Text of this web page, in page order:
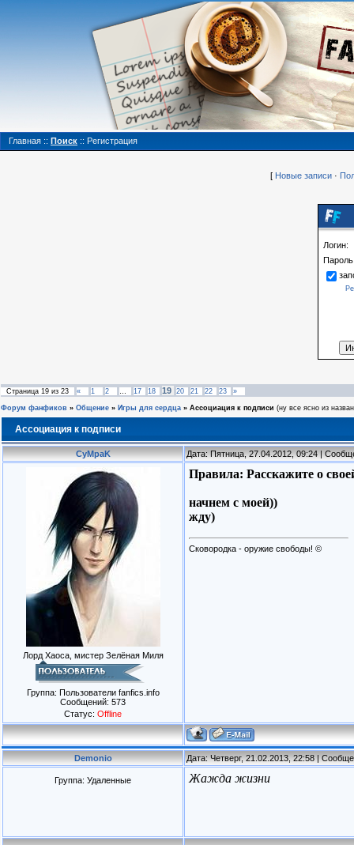
Главная :: Поиск :: Регистрация
[ Новые записи ·
Логин:
Страница 19 из 23 « 1 2 … 17 18 19 20 21 22 23 »
Форум фанфиков » Общение » Игры для сердца » Ассоциация к подписи (ну все ясно из
Ассоциация к подписи
CyMpaK Дата: Пятница, 27.04.2012, 09:24 |
Лорд Хаоса, мистер Зелёная Миля
Группа: Пользователи fanfics.info
Сообщений: 573
Статус: Offline
Правила: Расскажите о
начнем с моей))
жду)
Сковородка - оружие свободы! ©
Demonio Дата: Четверг, 21.02.2013, 22:58 |
Группа: Удаленные Жажда жизни